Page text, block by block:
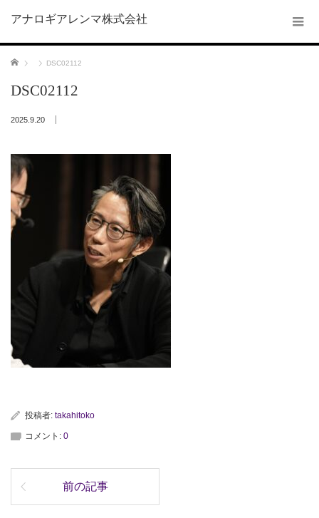
アナロギアレンマ株式会社
ホーム DSC02112
DSC02112
2025.9.20
投稿者: takahitoko
コメント: 0
前の記事